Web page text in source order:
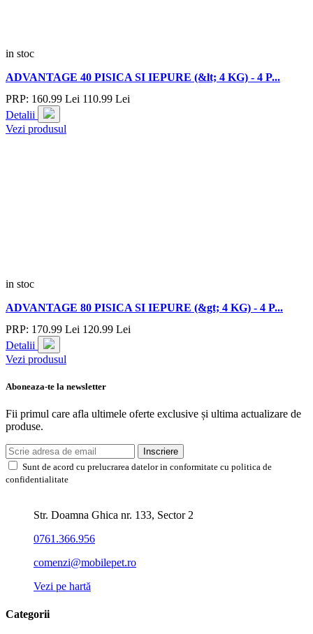
in stoc
ADVANTAGE 40 PISICA SI IEPURE (&lt; 4 KG) - 4 P...
PRP: 160.99 Lei 110.99 Lei
Detalii
Vezi produsul
in stoc
ADVANTAGE 80 PISICA SI IEPURE (&gt; 4 KG) - 4 P...
PRP: 170.99 Lei 120.99 Lei
Detalii
Vezi produsul
Aboneaza-te la newsletter
Fii primul care afla ultimele oferte exclusive și ultima actualizare de
produse.
Inscriere
Sunt de acord cu prelucrarea datelor in conformitate cu politica de
confidentialitate
Str. Doamna Ghica nr. 133, Sector 2
0761.366.956
comenzi@mobilepet.ro
Vezi pe hartă
Categorii